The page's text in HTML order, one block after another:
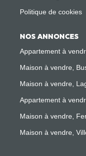
Politique de cookies
NOS ANNONCES
Appartement à
Maison à vendre,
Maison à vendre,
Appartement à
Maison à vendre,
Maison à vendre,